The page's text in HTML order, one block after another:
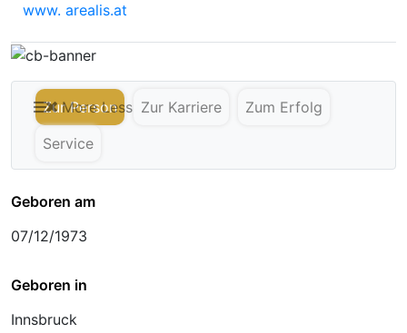
www. arealis.at
Zur Person Zur Karriere
Zum Erfolg
Service
More Less
Geboren am
07/12/1973
Geboren in
Innsbruck